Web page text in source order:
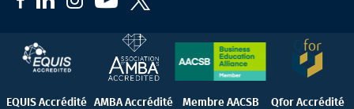
EQUIS Accrédité AMBA Accrédité Membre AACSB Qfor Accrédité